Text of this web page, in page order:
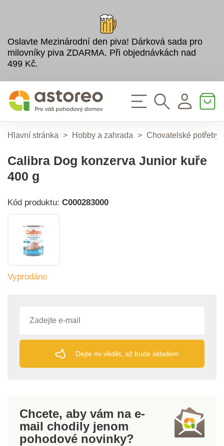
Oslavte Mezinárodní den piva! Dárková sada pro
milovníky piva ZDARMA. Při objednávkách nad
499 Kč.
Hlavní stránka > Hobby a zahrada > Chovatelské potřeby
Calibra Dog konzerva Junior kuře
400 g
Kód produktu: C000283000
Vyprodáno
Dejte mi vědět, až bude skladem
Chcete, aby vám na e-
mail chodily jenom
pohodové novinky?